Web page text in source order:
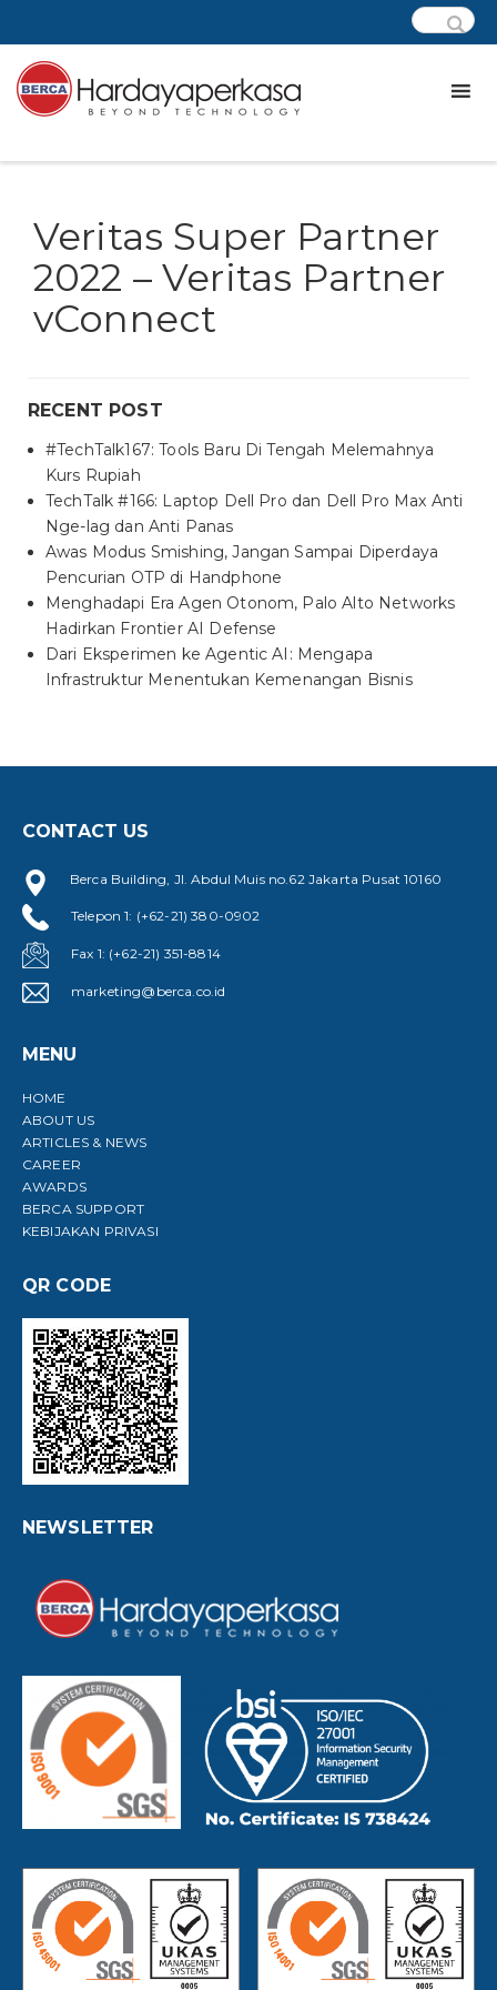
Veritas Super Partner
2022 – Veritas Partner
vConnect
RECENT POST
#TechTalk167: Tools Baru Di Tengah Melemahnya
Kurs Rupiah
TechTalk #166: Laptop Dell Pro dan Dell Pro Max Anti
Nge-lag dan Anti Panas
Awas Modus Smishing, Jangan Sampai Diperdaya
Pencurian OTP di Handphone
Menghadapi Era Agen Otonom, Palo Alto Networks
Hadirkan Frontier AI Defense
Dari Eksperimen ke Agentic AI: Mengapa
Infrastruktur Menentukan Kemenangan Bisnis
CONTACT US
Berca Building, Jl. Abdul Muis no.62 Jakarta Pusat 10160
Telepon 1: (+62-21) 380-0902
Fax 1: (+62-21) 351-8814
marketing@berca.co.id
MENU
HOME
ABOUT US
ARTICLES & NEWS
CAREER
AWARDS
BERCA SUPPORT
KEBIJAKAN PRIVASI
QR CODE
NEWSLETTER